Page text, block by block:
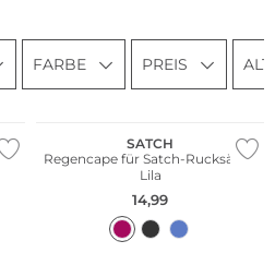
FARBE PREIS
SATCH
Regencape für Satch-Rucksäcke
Lila
14,99